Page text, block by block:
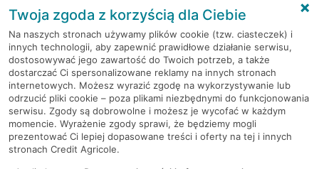
RODO
Regulamin serwisu
Mapa serwisu
PolitykaCookies
Twoja zgoda z korzyścią dla Ciebie
Na naszych stronach używamy plików cookie (tzw. ciasteczek) i
innych technologii, aby zapewnić prawidłowe działanie serwisu,
dostosowywać jego zawartość do Twoich potrzeb, a także
dostarczać Ci spersonalizowane reklamy na innych stronach
internetowych. Możesz wyrazić zgodę na wykorzystywanie lub
odrzucić pliki cookie – poza plikami niezbędnymi do funkcjonowania
serwisu. Zgody są dobrowolne i możesz je wycofać w każdym
momencie. Wyrażenie zgody sprawi, że będziemy mogli
prezentować Ci lepiej dopasowane treści i oferty na tej i innych
stronach Credit Agricole.